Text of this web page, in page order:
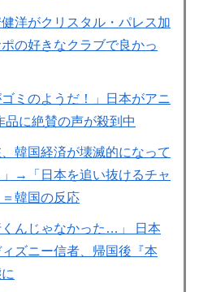
健洋がクリスタル・パレス加
の好きなクラブで良かっ
ミのようだ！」日本がアニ
品に絶賛の声が殺到中
韓国経済が壊滅的になって
→「日本を追い抜けるチャ
韓国の反応
んじゃなかった…」 日本
ズニー信者、帰国後『本